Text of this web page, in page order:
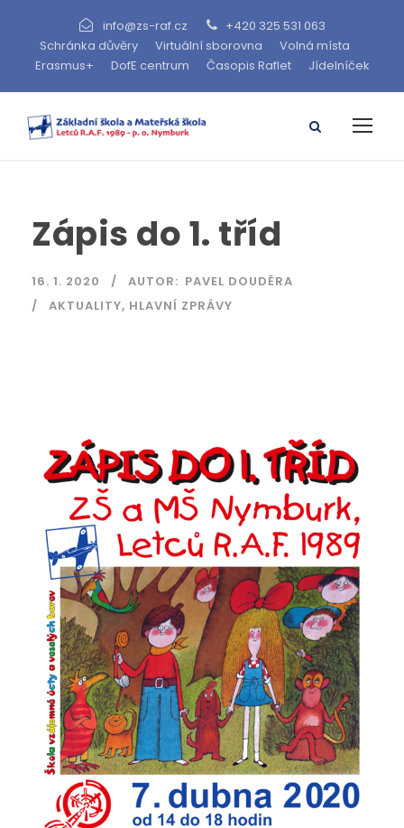
info@zs-raf.cz
+420 325 531 063
Schránka důvěry
Virtuální sborovna
Volná místa
Erasmus+
DofE centrum Časopis Raflet Jídelníček
Zápis do 1. tříd
16. 1. 2020 AUTOR: PAVEL DOUDĚRA
AKTUALITY, HLAVNÍ ZPRÁVY